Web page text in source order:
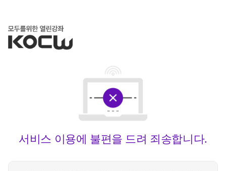
서비스 이용에 불편을 드려 죄송합니다.